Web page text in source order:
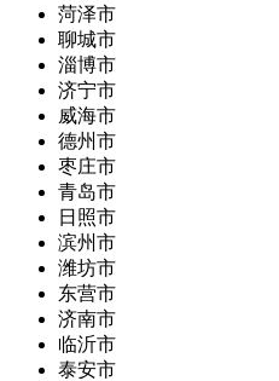
菏泽市
聊城市
淄博市
济宁市
威海市
德州市
枣庄市
青岛市
日照市
滨州市
潍坊市
东营市
济南市
临沂市
泰安市